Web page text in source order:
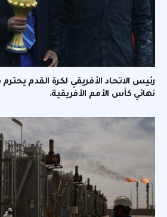
نهائي كأس الأمم الأفريقية.